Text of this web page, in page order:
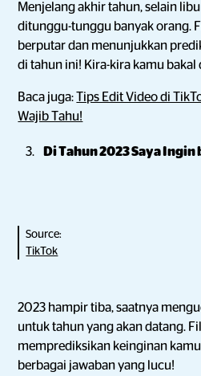
Menjelang akhir tahun, selain
ditunggu-tunggu banyak orang.
berputar dan menunjukkan
di tahun ini! Kira-kira kamu bakal
Baca juga: Tips Edit Video di
Wajib Tahu!
Di Tahun 2023 Saya Ingin
Source:
TikTok
2023 hampir tiba, saatnya
untuk tahun yang akan datang.
memprediksikan keinginan
berbagai jawaban yang lucu!